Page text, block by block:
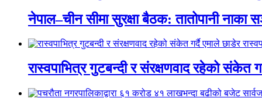
नेपाल–चीन सीमा सुरक्षा बैठक: तातोपानी नाका
रास्वपाभित्र गुटबन्दी र संरक्षणवाद रहेको संकेत